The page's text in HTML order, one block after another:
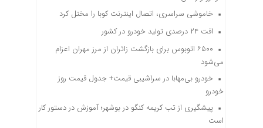
خاموشی سراسری، اتصال اینترنت کوبا را مختل کرد
افت ۲۴ درصدی تولید خودرو در کشور
۶۵۰۰ اتوبوس برای بازگشت زائران از مرز مهران اعزام
می‌شود
خودرو بی‌مهابا در سراشیبی قیمت+ جدول قیمت روز
خودرو
پیشگیری از تب کریمه کنگو در بوشهر؛ آموزش در دستور کار
است